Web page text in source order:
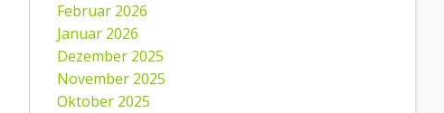
Februar 2026
Januar 2026
Dezember 2025
November 2025
Oktober 2025